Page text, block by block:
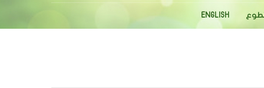
ENGLISH